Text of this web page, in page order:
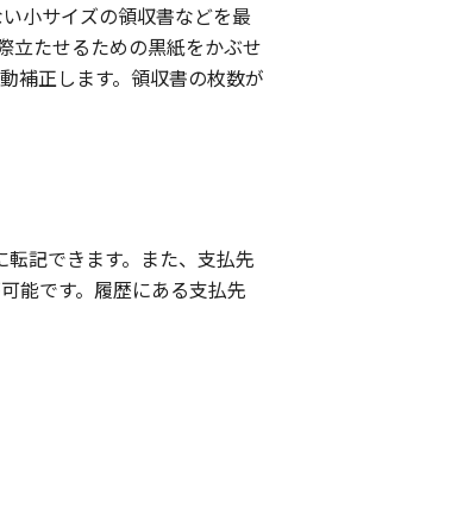
小サイズの領収書などを最
立たせるための黒紙をかぶせ
補正します。領収書の枚数が
記できます。また、支払先
能です。履歴にある支払先